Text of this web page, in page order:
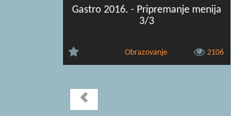
Gastro 2016. - Pripremanje menija
3/3
Obrazovanje 2106